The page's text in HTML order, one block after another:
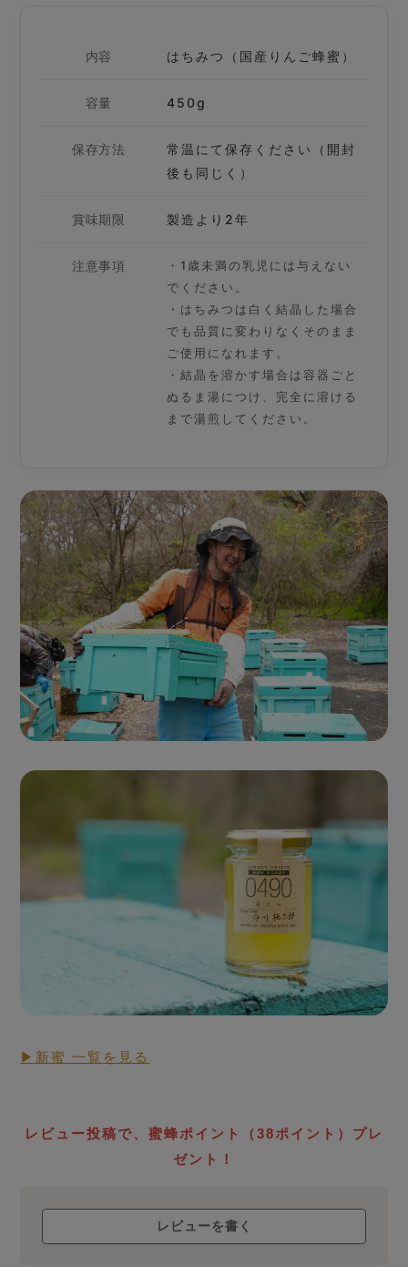
内容 はちみつ（国産りんご蜂蜜）
容量 450g
保存方法
常温にて保存ください（開封
後も同じく）
賞味期限 製造より2年
注意事項
・1歳未満の乳児には与えない
でください。
・はちみつは白く結晶した場合
でも品質に変わりなくそのまま
ご使用になれます。
・結晶を溶かす場合は容器ごと
ぬるま湯につけ、完全に溶ける
まで湯煎してください。
ハニーハンターが
買い付けした「新蜜」
RAW HONEY STORY
ローハニー
▶新蜜 一覧を見る
レビュー投稿で、蜜蜂ポイント（38ポイント）プレ
ゼント！
レビューを書く